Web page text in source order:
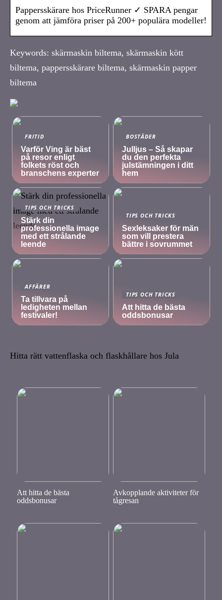
Pappersskärare hos PriceRunner ✓ SPARA pengar
genom att jämföra priser på 200+ populära modeller!
Keywords: skärmaskin biltema, skärmaskin kött
biltema, pappersskärare biltema, skärmaskin papper
biltema
FRITID
Varför Ving är bäst
på resor enligt
folkets röst och
branschens experter
BOSTÄDER
Julljus – Så skapar
du den perfekta
julstämningen i ditt
hem
TIPS OCH TRICKS
Stärk din
professionella image
med ett strålande
leende
TIPS OCH TRICKS
Sexleksaker för män
som vill prestera
bättre i sovrummet
AFFÄRER
Ta tillvara på
ledigheten mellan
festivaler!
TIPS OCH TRICKS
Att hitta de bästa
oddsbonusar
Hitta rätt vattenflaska och flaskhållare hos Jula
Att hitta de bästa
oddsbonusar
Avkopplande aktiviteter för
tågresan